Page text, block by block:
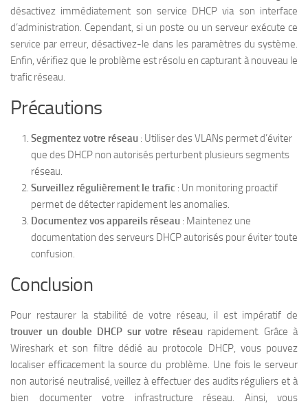
désactivez immédiatement son service DHCP via son interface
d’administration. Cependant, si un poste ou un serveur exécute ce
service par erreur, désactivez-le dans les paramètres du système.
Enfin, vérifiez que le problème est résolu en capturant à nouveau le
trafic réseau.
Précautions
Segmentez votre réseau : Utiliser des VLANs permet d’éviter
que des DHCP non autorisés perturbent plusieurs segments
réseau.
Surveillez régulièrement le trafic : Un monitoring proactif
permet de détecter rapidement les anomalies.
Documentez vos appareils réseau : Maintenez une
documentation des serveurs DHCP autorisés pour éviter toute
confusion.
Conclusion
Pour restaurer la stabilité de votre réseau, il est impératif de
trouver un double DHCP sur votre réseau rapidement. Grâce à
Wireshark et son filtre dédié au protocole DHCP, vous pouvez
localiser efficacement la source du problème. Une fois le serveur
non autorisé neutralisé, veillez à effectuer des audits réguliers et à
bien documenter votre infrastructure réseau. Ainsi, vous